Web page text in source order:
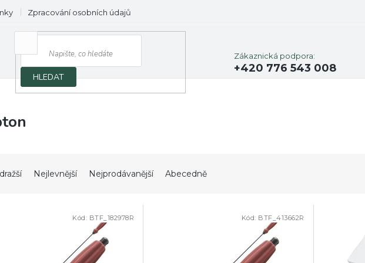
Zpracování osobních údajů
HLEDAT
Zákaznická podpora:
+420 776 543 008
Nejlevnější Nejprodávanější Abecedně
Kód: BTF_182978R Kód: BTF_413662R